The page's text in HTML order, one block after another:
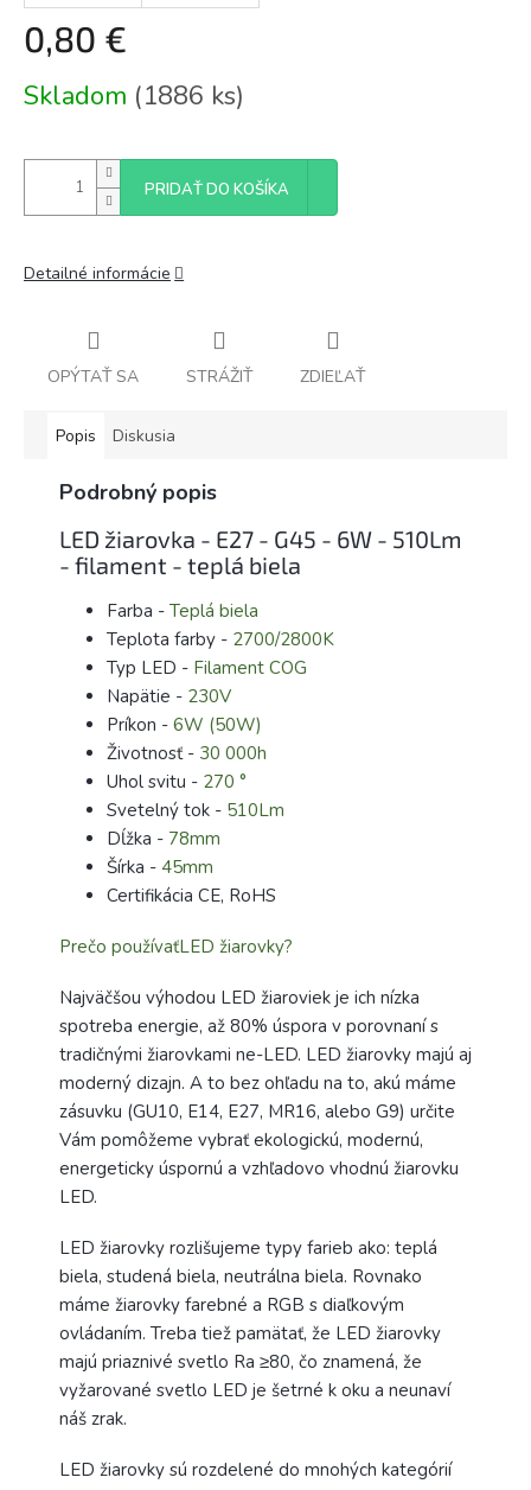
0,80 €
cena:
Skladom (1886 ks)
PRIDAŤ DO KOŠÍKA
Detailné informácie
OPÝTAŤ SA STRÁŽIŤ ZDIEĽAŤ
Popis Diskusia
Podrobný popis
LED žiarovka - E27 - G45 - 6W - 510Lm
- filament - teplá biela
Farba - Teplá biela
Teplota farby - 2700/2800K
Typ LED - Filament COG
Napätie - 230V
Príkon - 6W (50W)
Životnosť - 30 000h
Uhol svitu - 270 °
Svetelný tok - 510Lm
Dĺžka - 78mm
Šírka - 45mm
Certifikácia CE, RoHS
Prečo používaťLED žiarovky?
Najväčšou výhodou LED žiaroviek je ich nízka
spotreba energie, až 80% úspora v porovnaní s
tradičnými žiarovkami ne-LED. LED žiarovky majú aj
moderný dizajn. A to bez ohľadu na to, akú máme
zásuvku (GU10, E14, E27, MR16, alebo G9) určite
Vám pomôžeme vybrať ekologickú, modernú,
energeticky úspornú a vzhľadovo vhodnú žiarovku
LED.
LED žiarovky rozlišujeme typy farieb ako: teplá
biela, studená biela, neutrálna biela. Rovnako
máme žiarovky farebné a RGB s diaľkovým
ovládaním. Treba tiež pamätať, že LED žiarovky
majú priaznivé svetlo Ra ≥80, čo znamená, že
vyžarované svetlo LED je šetrné k oku a neunaví
náš zrak.
LED žiarovky sú rozdelené do mnohých kategórií